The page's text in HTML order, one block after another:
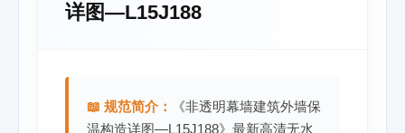
详图—L15J188
📖 规范简介：
《非透明幕墙建筑外墙保
温构造详图—L15J188》最新高清无水